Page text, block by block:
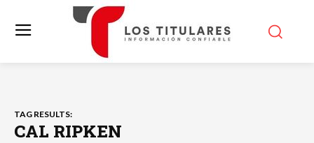
TAG RESULTS:
CAL RIPKEN